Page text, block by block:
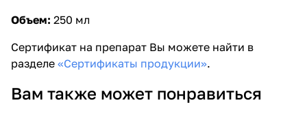
Объем: 250 мл
Сертификат на препарат Вы можете найти в
разделе «Сертификаты продукции».
Вам также может понравиться